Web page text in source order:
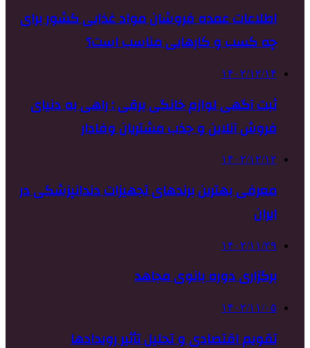
اطلاعات عمده فروشان مواد غذایی کشور برای
چه کسب و کارهایی مناسب است؟
۱۴۰۲/۱۲/۱۴
ثبت آگهی لوازم خانگی برقی : راهی به دنیای
فروش آنلاین و جذب مشتریان وفادار
۱۴۰۲/۱۲/۱۲
معرفی بهترین برندهای تجهیزات دندانپزشکی در
ایران
۱۴۰۲/۱۱/۲۹
برگزاری دوره بانوی مجاهد
۱۴۰۲/۱۱/۰۵
تقویم اقتصادی و تحلیل تأثیر رویدادها